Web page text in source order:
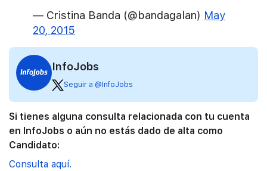
— Cristina Banda (@bandagalan) May
20, 2015
InfoJobs
Seguir a @InfoJobs
Si tienes alguna consulta relacionada con tu cuenta
en InfoJobs o aún no estás dado de alta como
Candidato:
Consulta aquí.